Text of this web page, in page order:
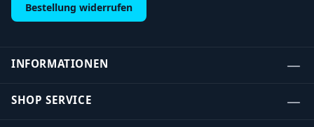
Bestellung widerrufen
INFORMATIONEN
SHOP SERVICE